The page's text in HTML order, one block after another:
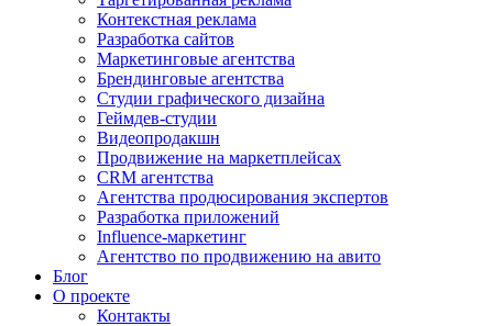
Контекстная реклама
Разработка сайтов
Маркетинговые агентства
Брендинговые агентства
Студии графического дизайна
Геймдев-студии
Видеопродакшн
Продвижение на маркетплейсах
CRM агентства
Агентства продюсирования экспертов
Разработка приложений
Influence-маркетинг
Агентство по продвижению на авито
Блог
О проекте
Контакты